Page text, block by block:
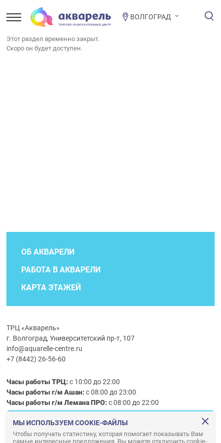
ВОЛГОГРАД
Этот раздел временно закрыт.
Скоро он будет доступен.
ОБ АКВАРЕЛИ
РАБОТА В АКВАРЕЛИ
КАРТА ЭТАЖЕЙ
ТРЦ «Акварель»
г. Волгоград, Университетский пр-т, 107
info@aquarelle-centre.ru
+7 (8442) 26-56-60
Часы работы ТРЦ:с 10:00 до 22:00
Часы работы г/м Ашан:с 08:00 до 23:00
Часы работыг/мЛемана ПРО:с 08:00 до 22:00
Правила посещения ТРЦ «Акварель»
МЫ ИСПОЛЬЗУЕМ COOKIE-ФАЙЛЫ
Чтобы получать статистику, которая помогает показывать Вам
самые интересные предложения. Вы можете отключить cookie-